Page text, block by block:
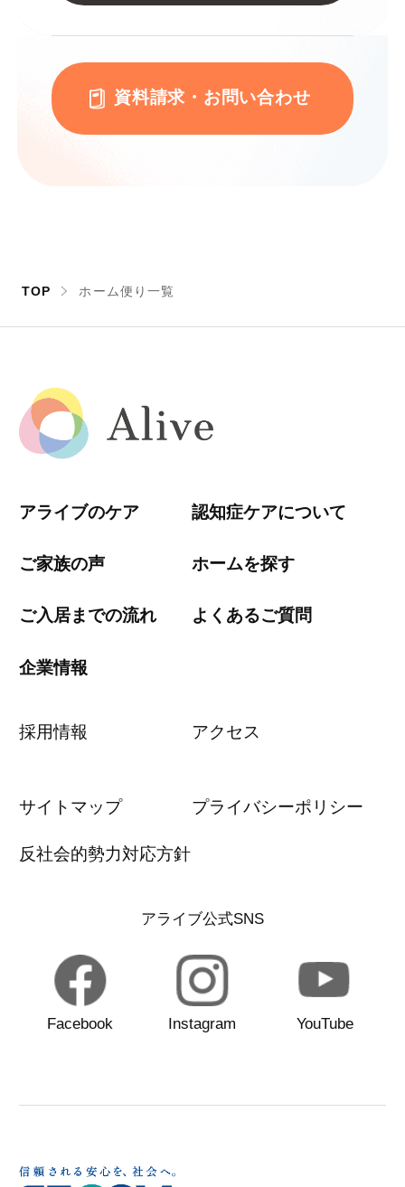
資料請求・お問い合わせ
TOP ホーム便り一覧
アライブのケア 認知症ケアについて
ご家族の声 ホームを探す
ご入居までの流れ よくあるご質問
企業情報
採用情報 アクセス
サイトマップ プライバシーポリシー
反社会的勢力対応方針
アライブ公式SNS
Facebook Instagram YouTube